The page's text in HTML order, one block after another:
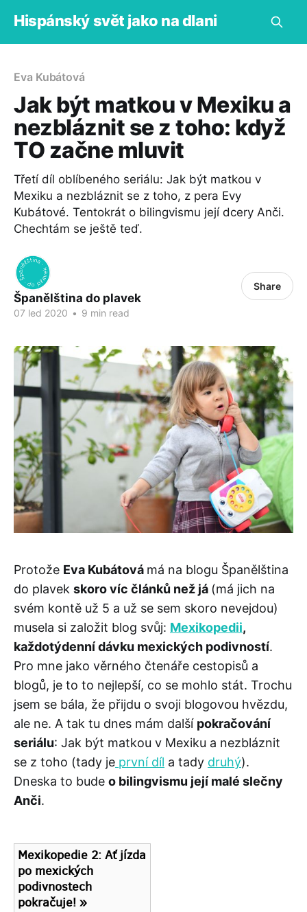
Hispánský svět jako na dlani
Eva Kubátová
Jak být matkou v Mexiku a
nezbláznit se z toho: když
TO začne mluvit
Třetí díl oblíbeného seriálu: Jak být matkou v
Mexiku a nezbláznit se z toho, z pera Evy
Kubátové. Tentokrát o bilingvismu její dcery Anči.
Chechtám se ještě teď.
Španělština do plavek
07 led 2020 • 9 min read
Share
Protože Eva Kubátová má na blogu Španělština
do plavek skoro víc článků než já (má jich na
svém kontě už 5 a už se sem skoro nevejdou)
musela si založit blog svůj: Mexikopedii,
každotýdenní dávku mexických podivností.
Pro mne jako věrného čtenáře cestopisů a
blogů, je to to nejlepší, co se mohlo stát. Trochu
jsem se bála, že přijdu o svoji blogovou hvězdu,
ale ne. A tak tu dnes mám další pokračování
seriálu: Jak být matkou v Mexiku a nezbláznit
se z toho (tady je první díl a tady druhý).
Dneska to bude o bilingvismu její malé slečny
Anči.